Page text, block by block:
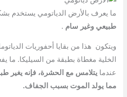
ما يعرف بالأرض الدياتومي يستخدم
طبيعي وغير سام .
ويتكون هذا من بقايا أحفوريات
الخلية مغطاة بطبقة من السيليكا. ما
عندمايتلامس مع الحشرة، فإنه يغير
مما يولد الموت بسبب الجفاف.